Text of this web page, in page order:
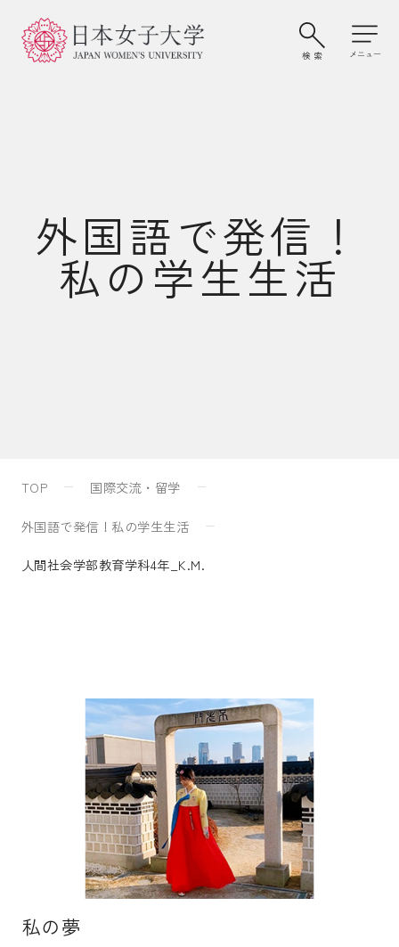
大学案内・学びの特色
通信教育・生涯学習
受験生の皆さま
保護者等の皆さま
在学生の皆さま
卒業生の皆さま
外国語で発信！
私の学生生活
TOP 国際交流・留学
外国語で発信！私の学生生活
人間社会学部教育学科4年_K.M.
私の夢